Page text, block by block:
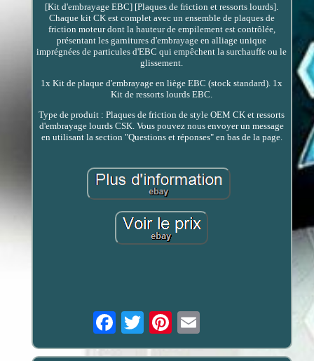
[Kit d'embrayage EBC] [Plaques de friction et ressorts lourds].
Chaque kit CK est complet avec un ensemble de plaques de
friction moteur dont la hauteur de empilement est contrôlée,
présentant les garnitures d'embrayage en alliage unique
imprégnées de particules d'EBC qui empêchent la surchauffe ou le
glissement.
1x Kit de plaque d'embrayage en liège EBC (stock standard). 1x
Kit de ressorts lourds EBC.
Type de produit : Plaques de friction de style OEM CK et ressorts
d'embrayage lourds CSK. Vous pouvez nous envoyer un message
en utilisant la section "Questions et réponses" en bas de la page.
Email